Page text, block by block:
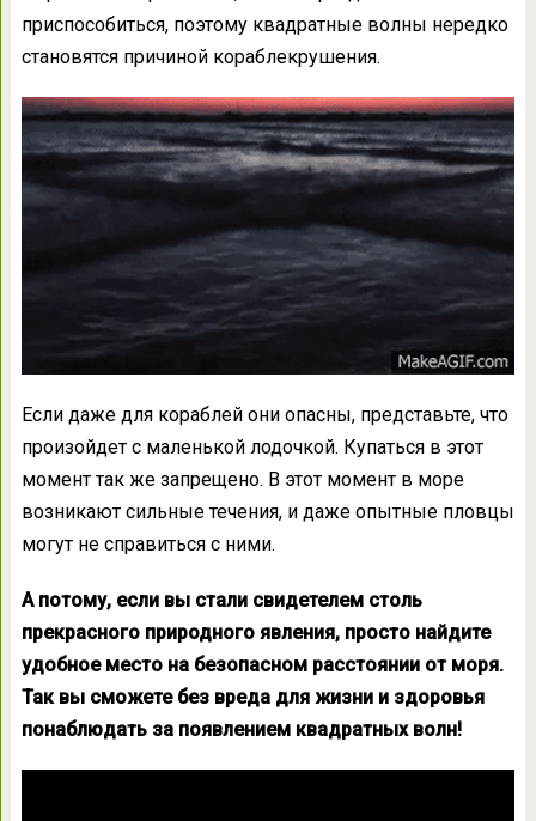
приспособиться, поэтому квадратные волны нередко
становятся причиной кораблекрушения.
Если даже для кораблей они опасны, представьте, что
произойдет с маленькой лодочкой. Купаться в этот
момент так же запрещено. В этот момент в море
возникают сильные течения, и даже опытные пловцы
могут не справиться с ними.
А потому, если вы стали свидетелем столь
прекрасного природного явления, просто найдите
удобное место на безопасном расстоянии от моря.
Так вы сможете без вреда для жизни и здоровья
понаблюдать за появлением квадратных волн!